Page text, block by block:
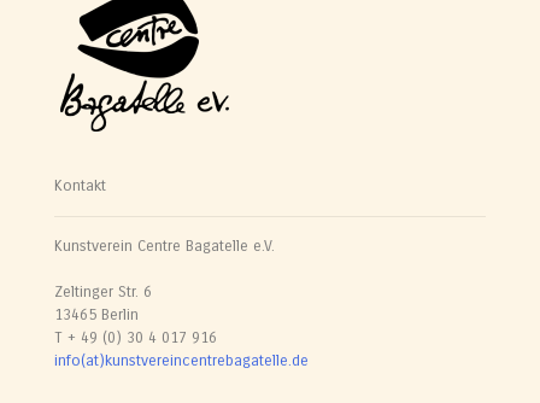
Kontakt
Kunstverein Centre Bagatelle e.V.
Zeltinger Str. 6
13465 Berlin
T + 49 (0) 30 4 017 916
info(at)kunstvereincentrebagatelle.de